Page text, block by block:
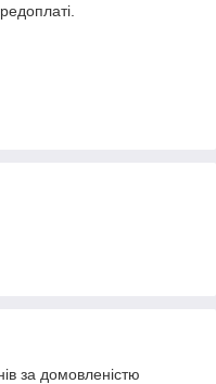
за домовленістю